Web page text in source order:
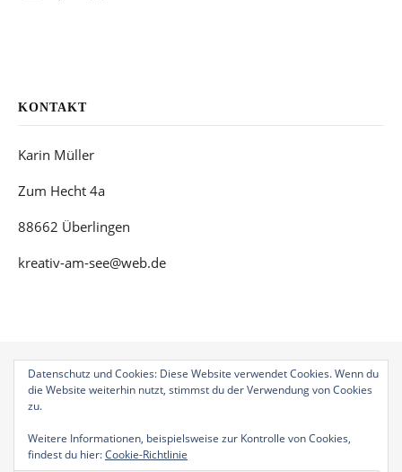
KONTAKT
Karin Müller
Zum Hecht 4a
88662 Überlingen
kreativ-am-see@web.de
Bard Theme von
Datenschutz und Cookies: Diese Website verwendet Cookies. Wenn du
die Website weiterhin nutzt, stimmst du der Verwendung von Cookies
zu.
Weitere Informationen, beispielsweise zur Kontrolle von Cookies,
findest du hier:Cookie-Richtlinie